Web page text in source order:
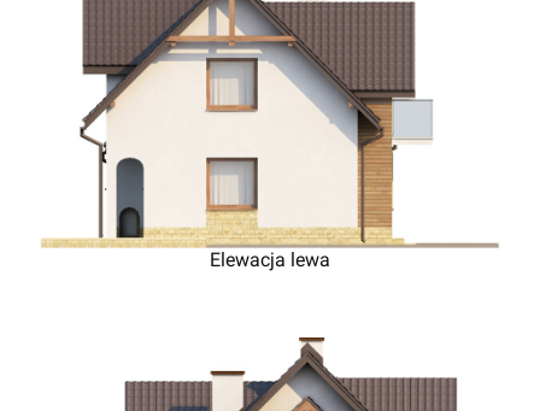
Elewacja lewa